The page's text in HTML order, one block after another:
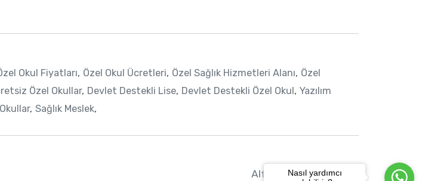
Okul Fiyatları, Özel Okul Ücretleri, Özel Sağlık Hizmetleri Alanı, Özel
Özel Okullar, Devlet Destekli Lise, Devlet Destekli Özel Okul, Yazılım
, Sağlık Meslek,
Alfabe Interactive Inc.
Nasıl yardımcı